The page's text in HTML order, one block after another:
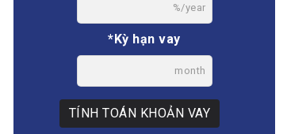
%/year
*Kỳ hạn vay
month
TÍNH TOÁN KHOẢN VAY